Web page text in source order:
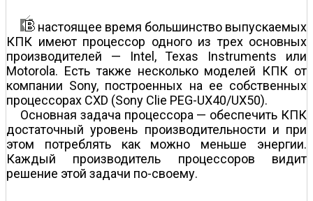
настоящее время большинство выпускаемых
КПК имеют процессор одного из трех основных
производителей — Intel, Texas Instruments или
Motorola. Есть также несколько моделей КПК от
компании Sony, построенных на ее собственных
процессорах CXD (Sony Clie PEG-UX40/UX50).
Основная задача процессора — обеспечить КПК
достаточный уровень производительности и при
этом потреблять как можно меньше энергии.
Каждый производитель процессоров видит
решение этой задачи по-своему.